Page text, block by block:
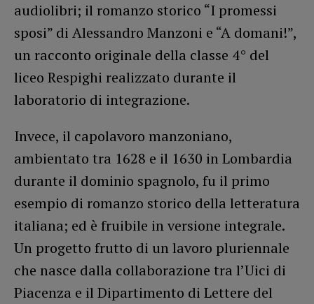
audiolibri; il romanzo storico “I promessi
sposi” di Alessandro Manzoni e “A domani!”,
un racconto originale della classe 4° del
liceo Respighi realizzato durante il
laboratorio di integrazione.
Invece, il capolavoro manzoniano,
ambientato tra 1628 e il 1630 in Lombardia
durante il dominio spagnolo, fu il primo
esempio di romanzo storico della letteratura
italiana; ed è fruibile in versione integrale.
Un progetto frutto di un lavoro pluriennale
che nasce dalla collaborazione tra l’Uici di
Piacenza e il Dipartimento di Lettere del